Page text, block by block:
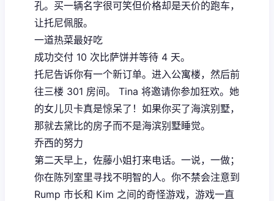
孔。买一辆名字很可笑但价格却是天价的跑车，
让托尼佩服。
一道热菜最好吃
成功交付 10 次比萨饼并等待 4 天。
托尼告诉你有一个新订单。进入公寓楼，然后前
往三楼 301 房间。 Tina 将邀请你参加狂欢。她
的女儿贝卡真是惊呆了！如果你买了海滨别墅，
那就去黛比的房子而不是海滨别墅睡觉。
乔西的努力
第二天早上，佐藤小姐打来电话。一说，一做；
你在陈列室里寻找不明智的人。你不禁会注意到
Rump 市长和 Kim 之间的奇怪游戏，游戏一直